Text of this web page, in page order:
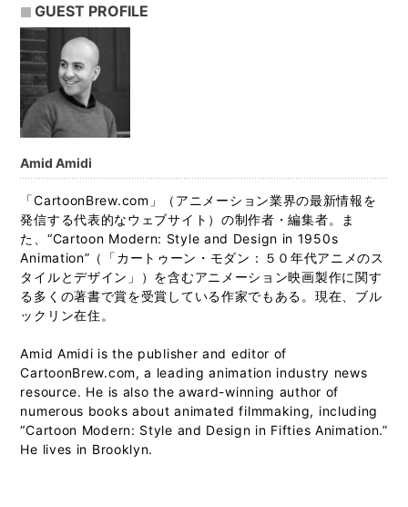
GUEST PROFILE
Amid Amidi
「CartoonBrew.com」（アニメーション業界の最新情報を
発信する代表的なウェブサイト）の制作者・編集者。ま
た、“Cartoon Modern: Style and Design in 1950s
Animation”（「カートゥーン・モダン：５０年代アニメのス
タイルとデザイン」）を含むアニメーション映画製作に関す
る多くの著書で賞を受賞している作家でもある。現在、ブル
ックリン在住。
Amid Amidi is the publisher and editor of
CartoonBrew.com, a leading animation industry news
resource. He is also the award-winning author of
numerous books about animated filmmaking, including
“Cartoon Modern: Style and Design in Fifties Animation.”
He lives in Brooklyn.